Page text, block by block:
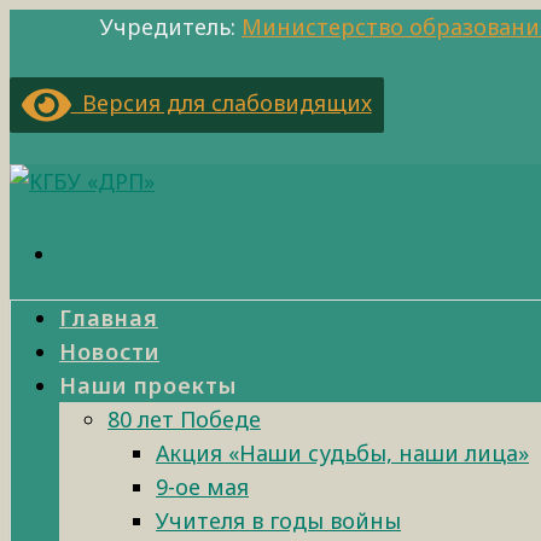
Учредитель: Министерство
Версия для слабовидящих
Главная
Новости
Наши проекты
80 лет Победе
Акция «Наши судьбы, наши лица»
9-ое мая
Учителя в годы войны